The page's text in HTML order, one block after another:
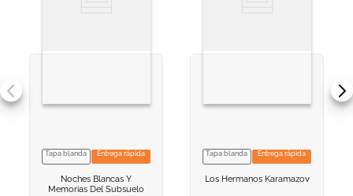
VER INFORMACION
AGREGAR AL
Tapa blanda Entrega rápida
Noches Blancas Y
Memorias Del Subsuelo
VER INFORMACION
Tapa blanda Entrega rápida
Los Hermanos Karamazov